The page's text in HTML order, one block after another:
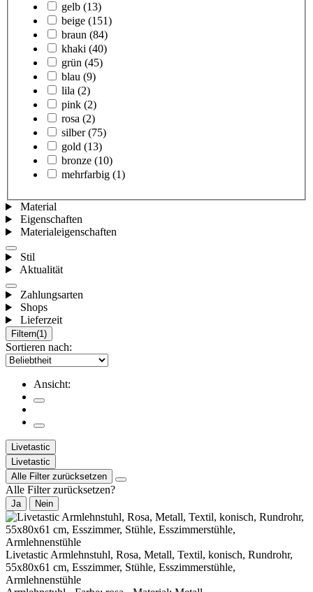
gelb (13)
beige (151)
braun (84)
khaki (40)
grün (45)
blau (9)
lila (2)
pink (2)
rosa (2)
silber (75)
gold (13)
bronze (10)
mehrfarbig (1)
Material
Eigenschaften
Materialeigenschaften
Stil
Aktualität
Zahlungsarten
Shops
Lieferzeit
Filtern(1)
Sortieren nach:
Ansicht:
Livetastic
Livetastic
Alle Filter zurücksetzen
Alle Filter zurücksetzen?
Ja Nein
Livetastic Armlehnstuhl, Rosa, Metall, Textil, konisch, Rundrohr,
55x80x61 cm, Esszimmer, Stühle, Esszimmerstühle,
Armlehnenstühle